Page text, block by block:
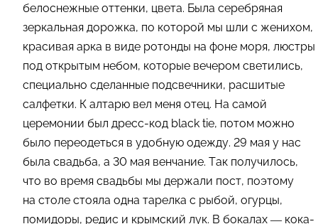
белоснежные оттенки, цвета. Была серебряная
зеркальная дорожка, по которой мы шли с женихом,
красивая арка в виде ротонды на фоне моря, люстры
под открытым небом, которые вечером светились,
специально сделанные подсвечники, расшитые
салфетки. К алтарю вел меня отец. На самой
церемонии был дресс-код black tie, потом можно
было переодеться в удобную одежду. 29 мая у нас
была свадьба, а 30 мая венчание. Так получилось,
что во время свадьбы мы держали пост, поэтому
на столе стояла одна тарелка с рыбой, огурцы,
помидоры, редис и крымский лук. В бокалах — кока-